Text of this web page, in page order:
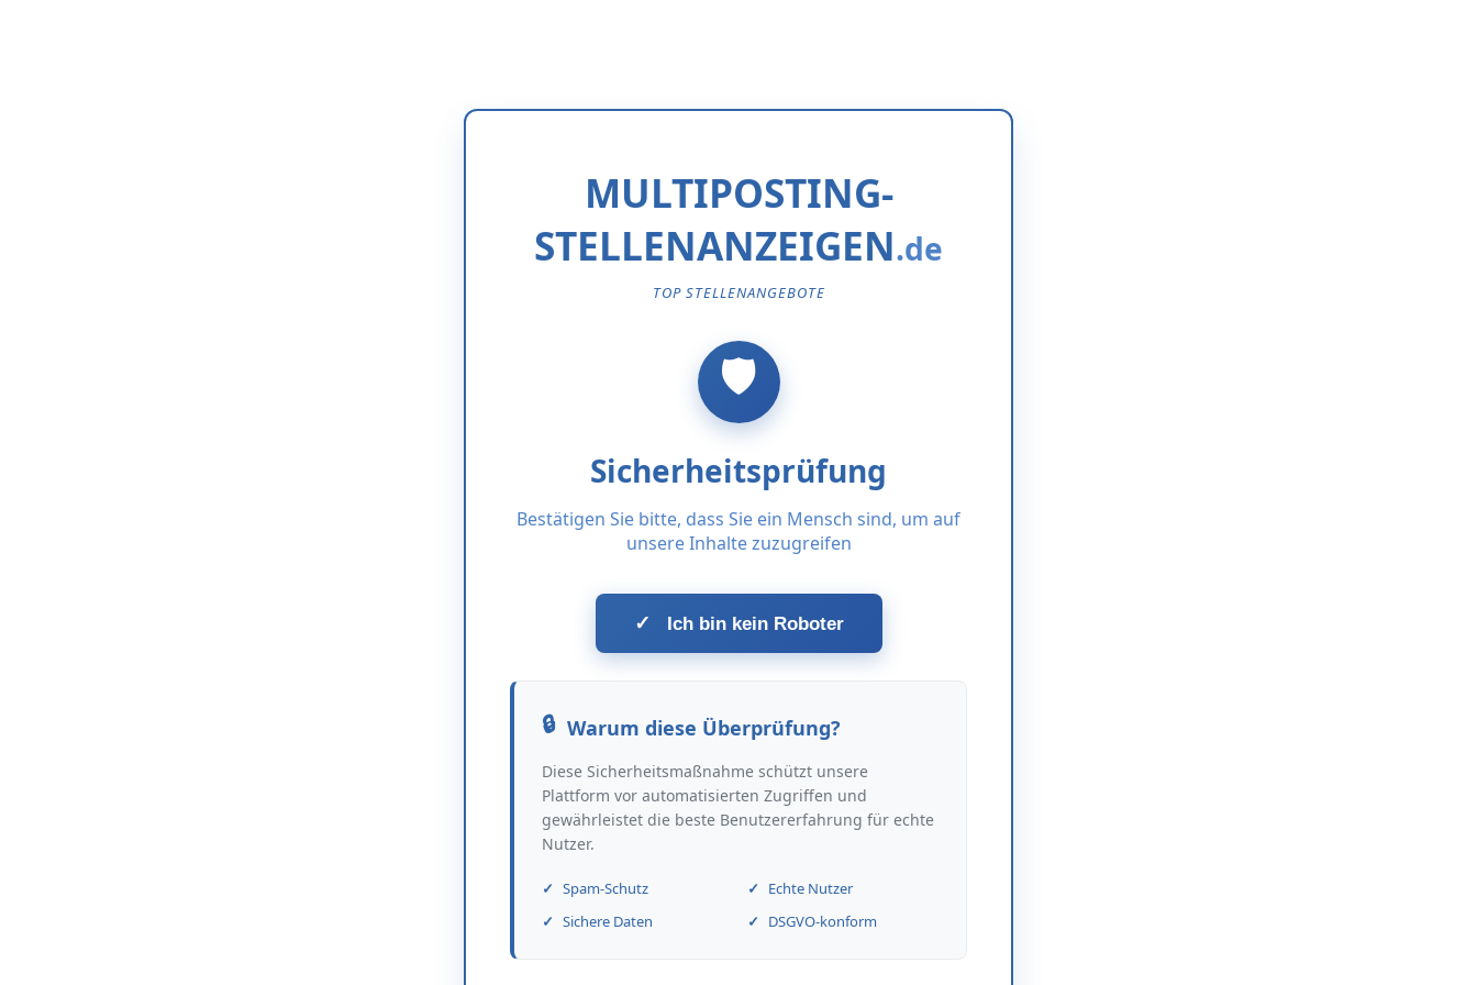
MULTIPOSTING-
STELLENANZEIGEN
TOP STELLENANGEBOTE
Sicherheitsprüfung
Bestätigen Sie bitte, dass Sie ein Mensch sind, um auf
unsere Inhalte zuzugreifen
✓ Ich bin kein Roboter
Warum diese Überprüfung?
Diese Sicherheitsmaßnahme schützt unsere
Plattform vor automatisierten Zugriffen und
gewährleistet die beste Benutzererfahrung für echte
Nutzer.
Spam-Schutz
Echte Nutzer
Sichere Daten
DSGVO-konform